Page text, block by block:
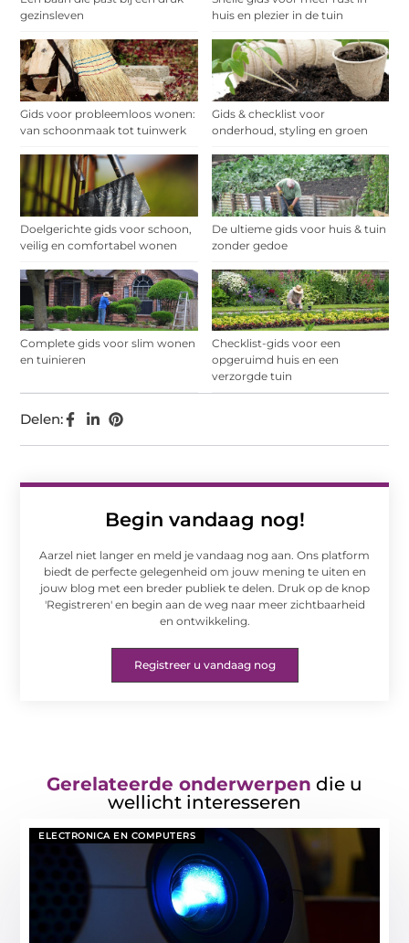
gezinsleven
huis en plezier in de tuin
Gids voor probleemloos wonen:
van schoonmaak tot tuinwerk
Gids & checklist voor
onderhoud, styling en groen
Doelgerichte gids voor schoon,
veilig en comfortabel wonen
De ultieme gids voor huis & tuin
zonder gedoe
Complete gids voor slim wonen
en tuinieren
Checklist-gids voor een
opgeruimd huis en een
verzorgde tuin
Begin vandaag nog!
Aarzel niet langer en meld je vandaag nog aan. Ons platform
biedt de perfecte gelegenheid om jouw mening te uiten en
jouw blog met een breder publiek te delen. Druk op de knop
'Registreren' en begin aan de weg naar meer zichtbaarheid
en ontwikkeling.
Registreer u vandaag nog
Delen:
Gerelateerde onderwerpen die u
wellicht interesseren
ELECTRONICA EN COMPUTERS